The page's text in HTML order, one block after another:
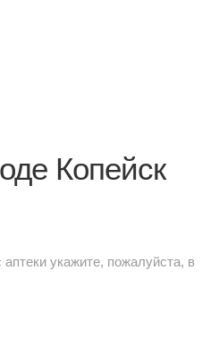
Копейск
аптеки укажите, пожалуйста, в